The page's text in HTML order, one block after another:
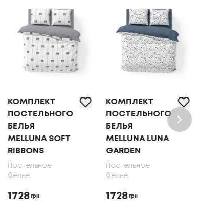
КОМПЛЕКТ
ПОСТЕЛЬНОГО
БЕЛЬЯ
MELLUNA SOFT
RIBBONS
Постельное
белье
1728 грн
КОМПЛЕКТ
ПОСТЕЛЬНОГО
БЕЛЬЯ
MELLUNA LUNA
GARDEN
Постельное
белье
1728 грн